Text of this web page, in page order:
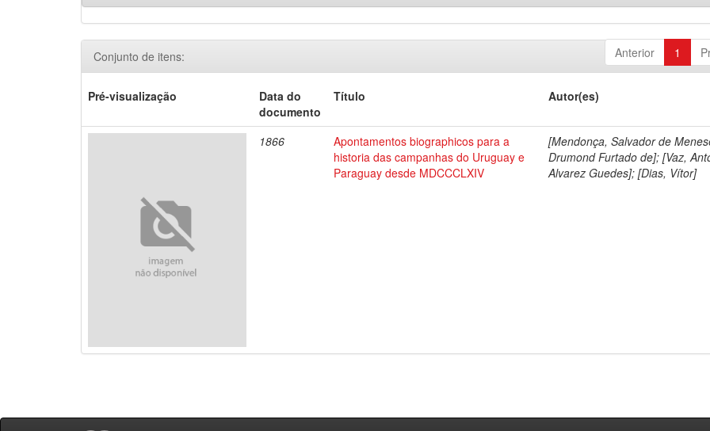
Anterior 1
Conjunto de itens:
Pré-visualização
Data do
documento
Título Autor(es)
1866
Apontamentos biographicos para a
historia das campanhas do Uruguay e
Paraguay desde MDCCCLXIV
[Mendonça, Salvador de
Drumond Furtado de]; [Vaz,
Alvarez Guedes]; [Dias, Vítor]